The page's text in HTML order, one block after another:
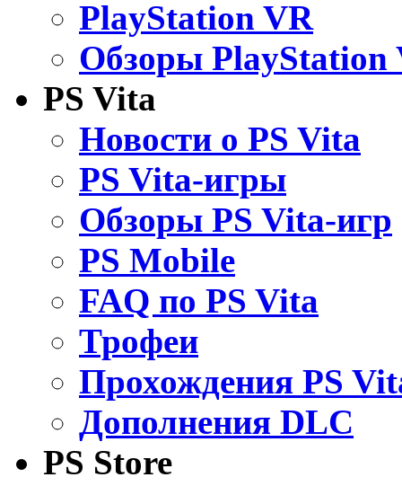
PlayStation VR
Обзоры PlayStation
PS Vita
Новости о PS Vita
PS Vita-игры
Обзоры PS Vita-игр
PS Mobile
FAQ по PS Vita
Трофеи
Прохождения PS
Дополнения DLC
PS Store